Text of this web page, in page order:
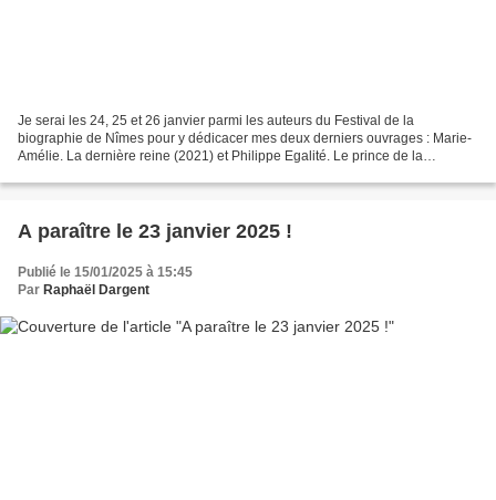
Je serai les 24, 25 et 26 janvier parmi les auteurs du Festival de la
biographie de Nîmes pour y dédicacer mes deux derniers ouvrages : Marie-
Amélie. La dernière reine (2021) et Philippe Egalité. Le prince de la
A paraître le 23 janvier 2025 !
Publié le 15/01/2025 à 15:45
Par Raphaël Dargent